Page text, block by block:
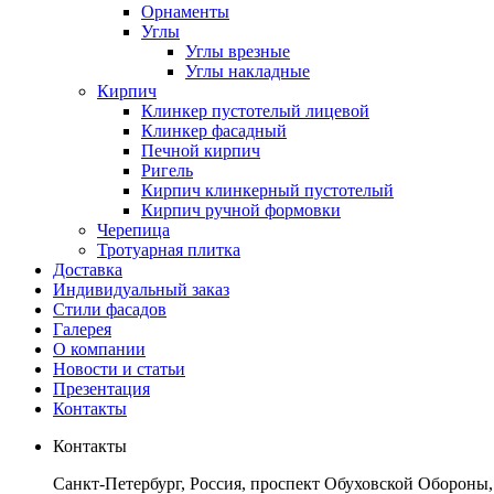
Орнаменты
Углы
Углы врезные
Углы накладные
Кирпич
Клинкер пустотелый лицевой
Клинкер фасадный
Печной кирпич
Ригель
Кирпич клинкерный пустотелый
Кирпич ручной формовки
Черепица
Тротуарная плитка
Доставка
Индивидуальный заказ
Стили фасадов
Галерея
О компании
Новости и статьи
Презентация
Контакты
Контакты
Санкт-Петербург, Россия, проспект Обуховской